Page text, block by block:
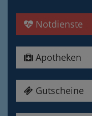
Notdienste
Apotheken
Gutscheine